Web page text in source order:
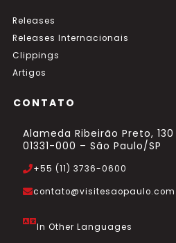
Releases
Releases Internacionais
Clippings
Artigos
CONTATO
Alameda Ribeirão Preto, 130
01331-000 – São Paulo/SP
+55 (11) 3736-0600
contato@visitesaopaulo.com
In Other Languages